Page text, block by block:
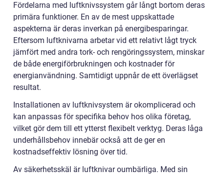
Fördelarna med luftknivssystem går långt bortom deras
primära funktioner. En av de mest uppskattade
aspekterna är deras inverkan på energibesparingar.
Eftersom luftknivarna arbetar vid ett relativt lågt tryck
jämfört med andra tork- och rengöringssystem, minskar
de både energiförbrukningen och kostnader för
energianvändning. Samtidigt uppnår de ett överlägset
resultat.
Installationen av luftknivsystem är okomplicerad och
kan anpassas för specifika behov hos olika företag,
vilket gör dem till ett ytterst flexibelt verktyg. Deras låga
underhållsbehov innebär också att de ger en
kostnadseffektiv lösning över tid.
Av säkerhetsskäl är luftknivar oumbärliga. Med sin